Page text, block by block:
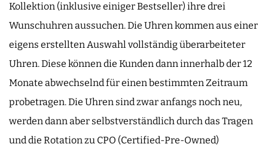
Kollektion (inklusive einiger Bestseller) ihre drei
Wunschuhren aussuchen. Die Uhren kommen aus einer
eigens erstellten Auswahl vollständig überarbeiteter
Uhren. Diese können die Kunden dann innerhalb der 12
Monate abwechselnd für einen bestimmten Zeitraum
probetragen. Die Uhren sind zwar anfangs noch neu,
werden dann aber selbstverständlich durch das Tragen
und die Rotation zu CPO (Certified-Pre-Owned)